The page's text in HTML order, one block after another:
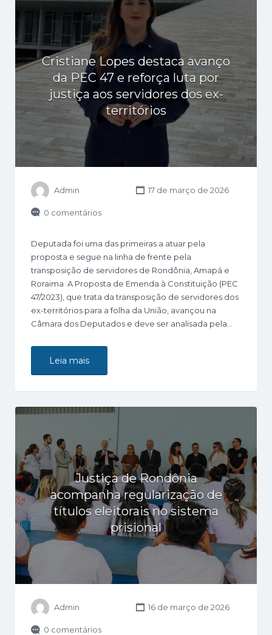
Cristiane Lopes destaca avanço
da PEC 47 e reforça luta por
justiça aos servidores dos ex-
territórios
Admin 17 de março de 2026
0 comentários
Deputada foi uma das primeiras a atuar pela
proposta e segue na linha de frente pela
transposição de servidores de Rondônia, Amapá e
Roraima A Proposta de Emenda à Constituição (PEC
47/2023), que trata da transposição de servidores dos
ex-territórios para a folha da União, avançou na
Câmara dos Deputados e deve ser analisada pela…
Leia mais
Justiça de Rondônia
acompanha regularização de
títulos eleitorais no sistema
prisional
Admin 16 de março de 2026
0 comentários